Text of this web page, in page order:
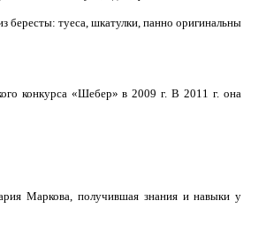
бересты: туеса, шкатулки, панно оригинальны
конкурса «Шебер» в 2009 г. В 2011 г. она
Маркова, получившая знания и навыки у